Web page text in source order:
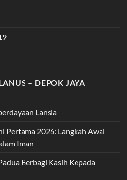
– DEPOK JAYA
Lansia
Pertama 2026: Langkah Awal
Iman
Berbagi Kasih Kepada